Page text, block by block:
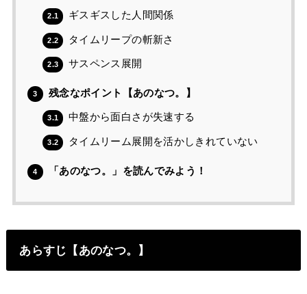
2.1 ギスギスした人間関係
2.2 タイムリープの斬新さ
2.3 サスペンス展開
3 残念なポイント【あのなつ。】
3.1 中盤から面白さが失速する
3.2 タイムリーム展開を活かしきれていない
4 「あのなつ。」を読んでみよう！
あらすじ【あのなつ。】